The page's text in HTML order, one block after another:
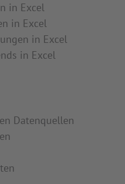
in Excel
in Excel
in Excel
in Excel
Datenquellen